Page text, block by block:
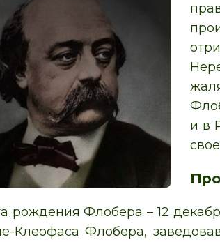
и в
рождения Флобера – 12
Клеофаса Флобера,